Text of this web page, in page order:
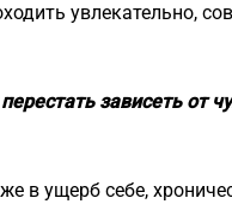
увлекательно,
зависеть от
в ущерб себе,